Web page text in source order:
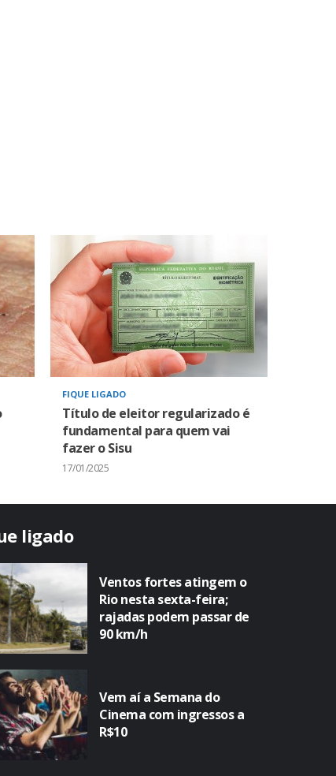
FIQUE LIGADO
Título de eleitor regularizado é
fundamental para quem vai
fazer o Sisu
17/01/2025
ligado
Ventos fortes atingem o
Rio nesta sexta-feira;
rajadas podem passar de
90 km/h
Vem aí a Semana do
Cinema com ingressos a
R$10